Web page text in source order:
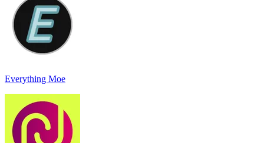
Everything Moe